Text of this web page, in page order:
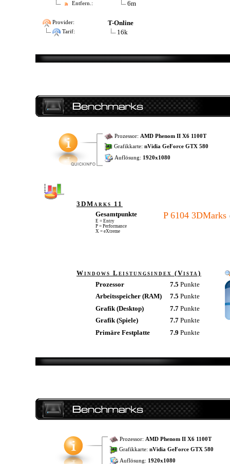
Entfern.: 6m
Provider: T-Online
Tarif: 16k
Prozessor: AMD Phenom II X6 1100T
Grafikkarte: nVidia GeForce GTX 580
Auflösung: 1920x1080
3DMarks 11
Gesamtpunkte
E = Entry
P = Performance
X = eXtreme
P 6104 3DMarks
Windows Leistungsindex (Vista)
Prozessor
7.5 Punkte
Arbeitsspeicher (RAM)
7.5 Punkte
Grafik (Desktop)
7.7 Punkte
Grafik (Spiele)
7.7 Punkte
Primäre Festplatte
7.9 Punkte
Prozessor: AMD Phenom II X6 1100T
Grafikkarte: nVidia GeForce GTX 580
Auflösung: 1920x1080